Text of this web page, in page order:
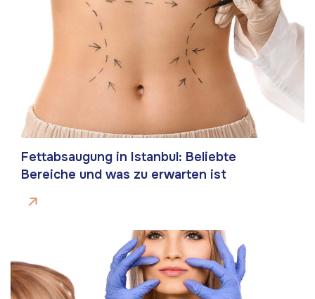
Fettabsaugung in Istanbul: Beliebte
Bereiche und was zu erwarten ist